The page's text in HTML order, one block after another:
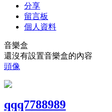
分享
留言板
個人資料
音樂盒
還沒有設置音樂盒的內容
頭像
qqq7788989